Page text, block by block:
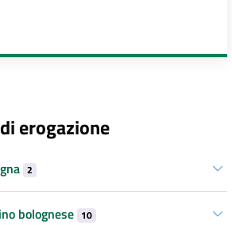
erogazione
2
bolognese 10